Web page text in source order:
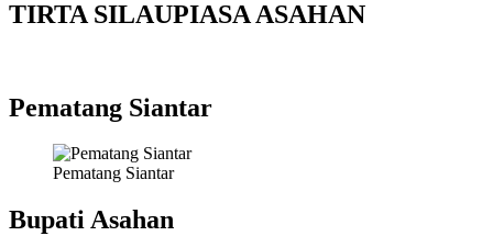
TIRTA SILAUPIASA ASAHAN
Pematang Siantar
Pematang Siantar
Bupati Asahan